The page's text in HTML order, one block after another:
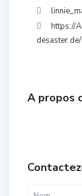
https://
A propos